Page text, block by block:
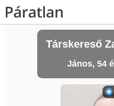
Társkereső
János, 54